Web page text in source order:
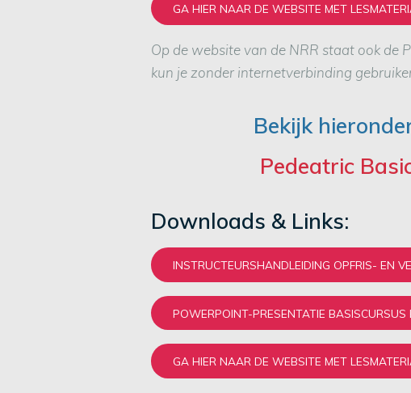
GA HIER NAAR DE WEBSITE MET
Op de website van de NRR staat ook de
kun je zonder internetverbinding
Bekijk
Pedeatric
Downloads & Links:
INSTRUCTEURSHANDLEIDING OPFRIS- EN
POWERPOINT-PRESENTATIE
GA HIER NAAR DE WEBSITE MET